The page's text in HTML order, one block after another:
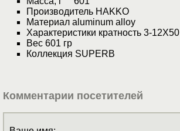
Производитель HAKKO
Материал aluminum alloy
Характеристики кратность 3-12X50
Вес 601 гр
Коллекция SUPERB
Комментарии посетителей